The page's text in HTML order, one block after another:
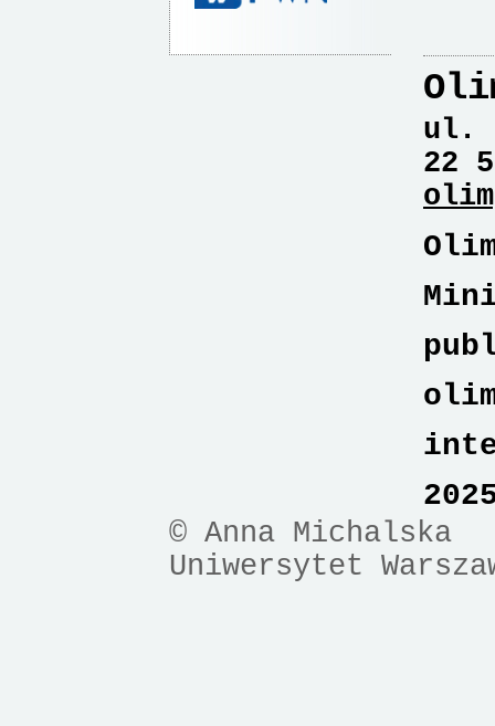
ul.
22
© Anna Michalska
Uniwersytet